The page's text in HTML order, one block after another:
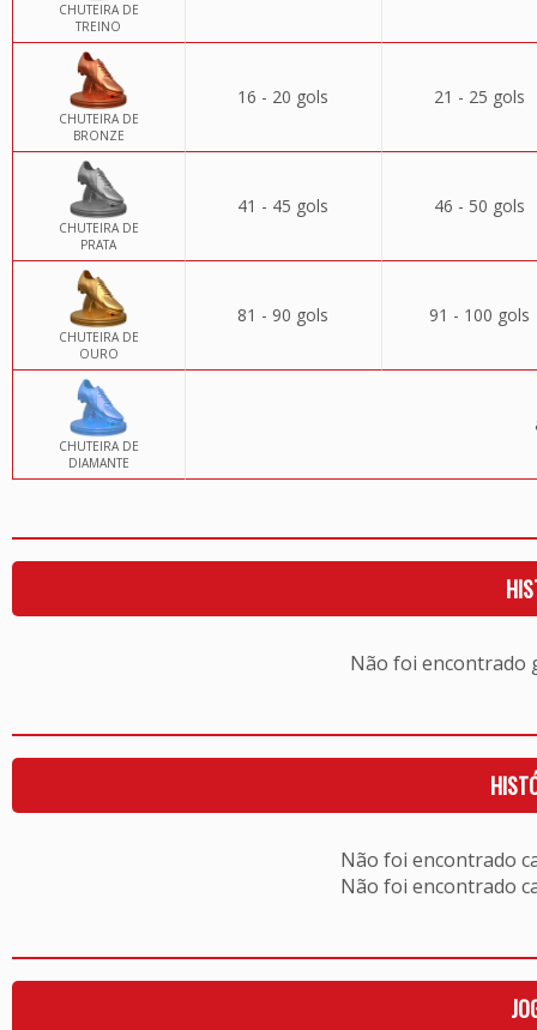
CHUTEIRA DE
TREINO
CHUTEIRA DE
BRONZE
16 - 20 gols 21 - 25 gols
CHUTEIRA DE
PRATA
41 - 45 gols 46 - 50 gols
CHUTEIRA DE
OURO
81 - 90 gols 91 - 100 gols
CHUTEIRA DE
DIAMANTE
Não foi encontrado
Não foi encontrado
Não foi encontrado